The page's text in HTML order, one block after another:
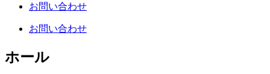
お問い合わせ
お問い合わせ
ホール